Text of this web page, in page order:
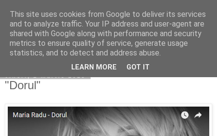
Copilarim
"Dorul"
This site uses cookies from Google to deliver its services
and to analyze traffic. Your IP address and user-agent are
shared with Google along with performance and security
metrics to ensure quality of service, generate usage
statistics, and to detect and address abuse.
LEARN MORE GOT IT